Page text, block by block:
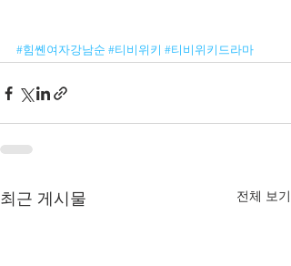
#힘쏀여자강남순 #티비위키 #티비위키드라마
최근 게시물 전체 보기